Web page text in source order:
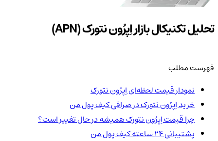
تحلیل تکنیکال بازار اِپرُون نتورک (APN)
فهرست مطلب
نمودار قیمت لحظه‌ای اِپرُون نتورک
خرید اِپرُون نتورک در صرافی کیف پول من
چرا قیمت اِپرُون نتورک همیشه در حال تغییر است؟
پشتیبانی ۲۴ ساعته کیف پول من